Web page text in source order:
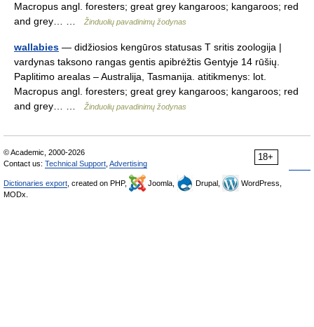
Macropus angl. foresters; great grey kangaroos; kangaroos; red
and grey… …
Žinduolių pavadinimų žodynas
wallabies — didžiosios kengūros statusas T sritis zoologija |
vardynas taksono rangas gentis apibrėžtis Gentyje 14 rūšių.
Paplitimo arealas – Australija, Tasmanija. atitikmenys: lot.
Macropus angl. foresters; great grey kangaroos; kangaroos; red
and grey… …
Žinduolių pavadinimų žodynas
18+
© Academic, 2000-2026
Contact us: Technical Support Advertising
Dictionaries export , created on PHP, Joomla, Drupal,
WordPress,
MODx.